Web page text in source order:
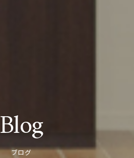
Blog
ブログ